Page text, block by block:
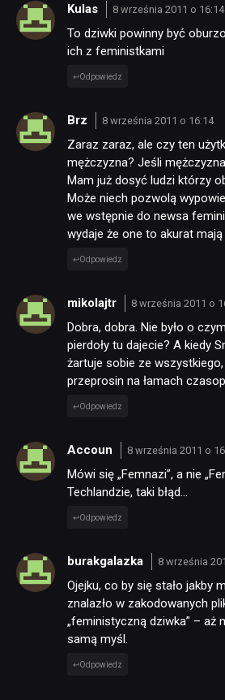
Kulas 8 września 2011 o 16:14
To dziwki powinny być
ich z feministkami
Odpowiedz
Brz 8 września 2011 o 16:14
Zaraz zaraz, ale czy ten
mężczyzna? Jeśli
Mam już dosyć ludzi którzy
Może niech pozwolą
we wstępnie do newsa
wydaje że one to akurat mają
Odpowiedz
mikolajtr 8 września 2011 o
Dobra, dobra. Nie było o
pierdoły tu dajecie? A kiedy
żartuje sobie ze
przeprosin na łamach
Odpowiedz
Accoun 8 września 2011 o
Mówi się „Femnazi”, a nie
Techlandzie, taki błąd…
Odpowiedz
burakgalazka 8 września
Ojejku, co by się stało jakby
znalazło w zakodowanych
„feministyczną dziwka” – aż
samą myśl.
Odpowiedz